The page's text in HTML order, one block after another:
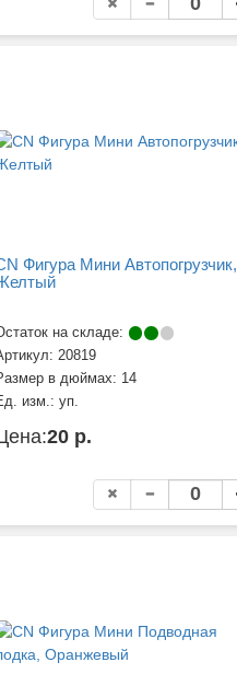
Фигура Мини Автопогрузчик,
на складе:
20819
в дюймах: 14
изм.: уп.
20 р.